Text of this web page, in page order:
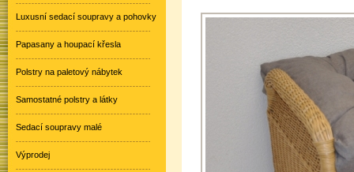
Luxusní sedací soupravy a pohovky
Papasany a houpací křesla
Polstry na paletový nábytek
Samostatné polstry a látky
Sedací soupravy malé
Výprodej